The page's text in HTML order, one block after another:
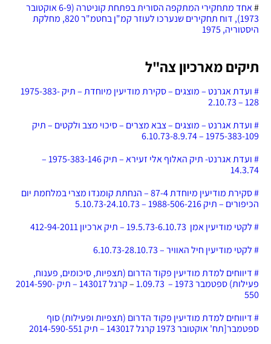
#
אחד מתחקירי המתקפה הסורית בפתחת קוניטרה (6-9 אוקטובר
1973), דוח תחקירים שנערכו לעוזר קמ"ן בחטמ"ר 820, מחלקת
היסטוריה, 1975
תיקים מארכיון צה"ל
# ועדת אגרנט – מוצגים – סקירת מודיעין מיוחדת – תיק 1975-383-
128 – 2.10.73
# ועדת אגרנט – מוצגים – צבא מצרים – סיכוי מצב ולקטים – תיק
1975-383-109 – 6.10.73-8.9.74
# ועדת אגרנט- תיק האלוף אלי זעירא – תיק 1975-383-146 –
14.3.74
# סקירת מודיעין מיוחדת 87-4 – הנחתת קומנדו מצרי במלחמת יום
הכיפורים – תיק 1988-506-216 – 5.10.73-24.10.73
# לקטי מודיעין אמן
– תיק ארכיון 412-94-2011
# לקטי מודיעין חיל האוויר – 6.10.73-28.10.73
# דיווחים למדת מודיעין פקוד הדרום (תצפיות, סיכומים, פענוח,
פעילות) ספטמבר 1973 –
–
קרגל 143017 – תיק 2014-590-
550
# דיווחים למדת מודיעין פקוד הדרום (תצפיות ופעילות) סוף
ספטמבר[תח' אוקטובר 1973 קרגל 143017 – תיק 2014-590-551